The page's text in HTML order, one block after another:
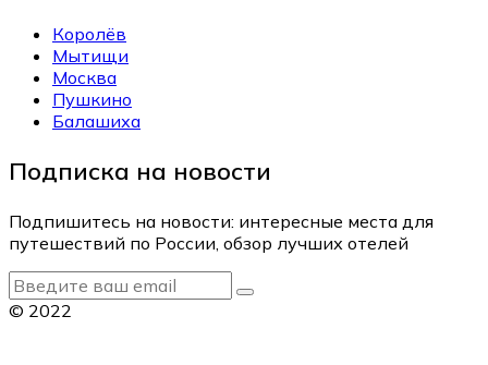
Королёв
Мытищи
Москва
Пушкино
Балашиха
Подписка на новости
Подпишитесь на новости: интересные места для
путешествий по России, обзор лучших отелей
© 2022